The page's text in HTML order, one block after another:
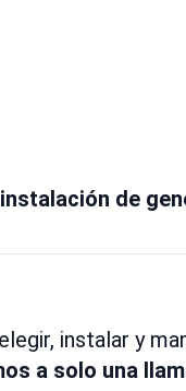
instalación de
instalar y
a solo una